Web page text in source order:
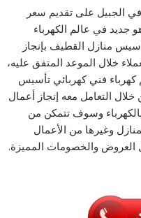
الجبيل على تقديم سعر
جديد في عالم الكهرباء
منازل القطيف بإنجاز
خلال الموعد المتفق عليه،
كهرباء فني كهربائي تأسيس
التعامل معه إنجاز أعمال
وسوف تتمكن من
وغيرها من الأعمال
العروض والخصومات المميزة.